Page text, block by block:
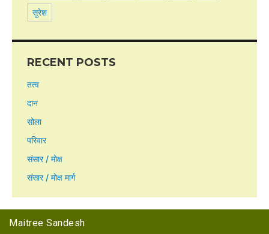
सुरेश
RECENT POSTS
तत्व
दान
सोला
परिवार
संसार / मोक्ष
संसार / मोक्ष मार्ग
Maitree Sandesh